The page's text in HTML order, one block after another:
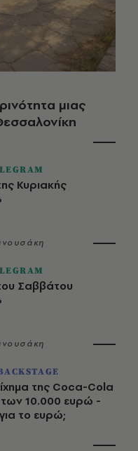
μιας
Κυριακής
Σαββάτου
της Coca-Cola
των 10.000 ευρώ -
το ευρώ;